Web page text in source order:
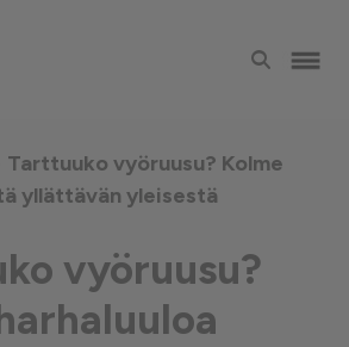
Tarttuuko vyöruusu? Kolme
yllättävän yleisestä
vyöruusu?